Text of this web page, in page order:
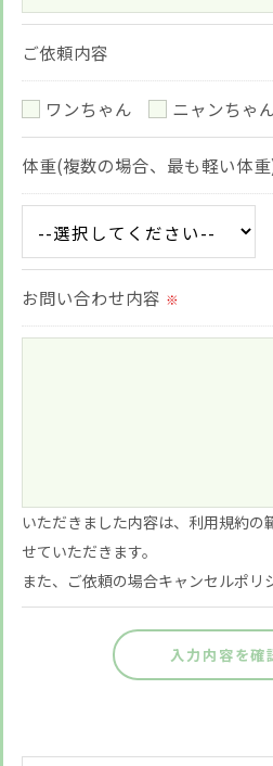
必要な情報を頂けない場合は
のサービスをご提供できない
＜個人情報の開示･訂正・削
いて＞
当社では、お客様の個人情報
用停止の手続を定めさせて頂
ご本人である事を確認のうえ
す。
ご依頼内容
ワンちゃん ニャンちゃ
体重(複数の場合、最も軽い体
お問い合わせ内容 ※
いただきました内容は、利用規約の
せていただきます。
また、ご依頼の場合キャンセルポリ
お悩みですか？ LINEでお気
LINE友だち追